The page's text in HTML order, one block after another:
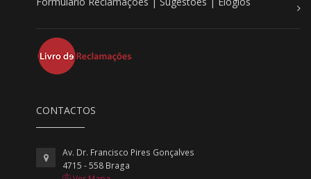
CONTACTOS
Av. Dr. Francisco Pires Gonçalves
4715 - 558 Braga